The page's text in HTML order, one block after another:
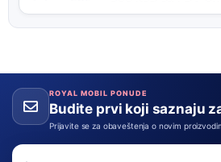
ROYAL MOBIL PONUDE
Budite prvi koji saznaju
Prijavite se za obaveštenja o novim
Email adresa